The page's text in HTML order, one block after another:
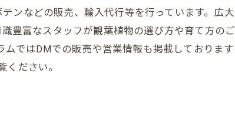
ンなどの販売、輸入代行等を行っています。広
豊富なスタッフが観葉植物の選び方や育て方の
ではDMでの販売や営業情報も掲載しております
ください。